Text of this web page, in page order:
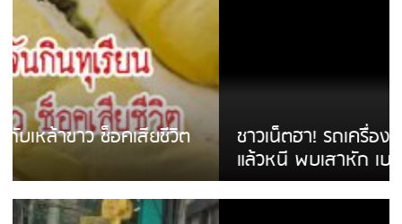
ชาวเน็ตฮา! รถเครื่องแม่สายชนป้ายร้านโลงศพ
แล้วหนี พบเสาหัก เบรคหัก หวิดได้ใช้บริการ